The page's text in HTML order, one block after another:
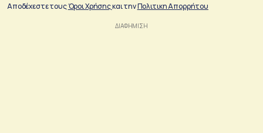
Αποδέχεστε τουςΌροι Χρήσηςκαι τηνΠολιτικη Απορρήτου